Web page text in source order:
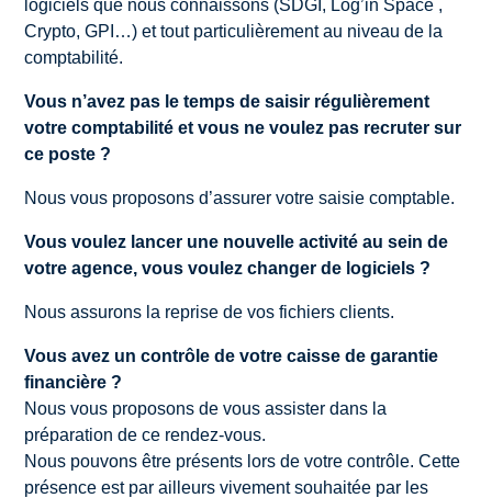
logiciels que nous connaissons (SDGI, Log’in Space ,
Crypto, GPI…) et tout particulièrement au niveau de la
comptabilité.
Vous n’avez pas le temps de saisir régulièrement
votre comptabilité et vous ne voulez pas recruter sur
ce poste ?
Nous vous proposons d’assurer votre saisie comptable.
Vous voulez lancer une nouvelle activité au sein de
votre agence, vous voulez changer de logiciels ?
Nous assurons la reprise de vos fichiers clients.
Vous avez un contrôle de votre caisse de garantie
financière ?
Nous vous proposons de vous assister dans la
préparation de ce rendez-vous.
Nous pouvons être présents lors de votre contrôle. Cette
présence est par ailleurs vivement souhaitée par les